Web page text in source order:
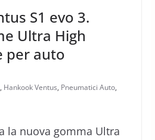
S1 evo 3.
Ultra High
per auto
, Hankook Ventus, Pneumatici Auto,
la nuova gomma Ultra